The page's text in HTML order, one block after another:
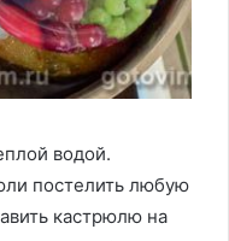
водой.
постелить любую
кастрюлю на